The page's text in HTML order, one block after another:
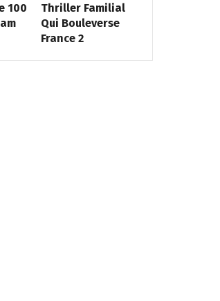
100
Thriller Familial
Qui Bouleverse
France 2